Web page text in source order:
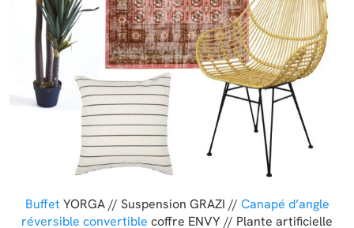
Buffet YORGA // Suspension GRAZI // Canapé d’angle
réversible convertible coffre ENVY // Plante artificielle